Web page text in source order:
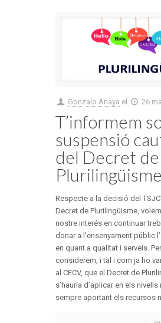
Gonzalo Anaya el 26
T’informem
suspensió
del Decret de
Plurilingüisme
Respecte a la decisió del
Decret de Plurilingüisme,
nostre interés en continuar
donar a l’ensenyament públic
en quant a qualitat i serveis.
considerem, i tal i com ja ho
al CECV, que el Decret de
s’hauria d’aplicar en els nivells
sempre aportant els recursos